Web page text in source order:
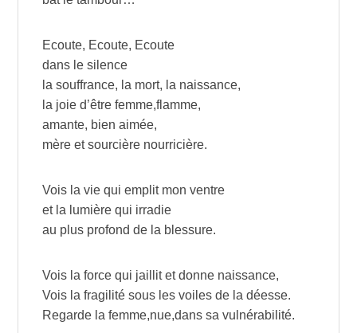
Ecoute, Ecoute, Ecoute
dans le silence
la souffrance, la mort, la naissance,
la joie d’être femme,flamme,
amante, bien aimée,
mère et sourcière nourricière.
Vois la vie qui emplit mon ventre
et la lumière qui irradie
au plus profond de la blessure.
Vois la force qui jaillit et donne naissance,
Vois la fragilité sous les voiles de la déesse.
Regarde la femme,nue,dans sa vulnérabilité.